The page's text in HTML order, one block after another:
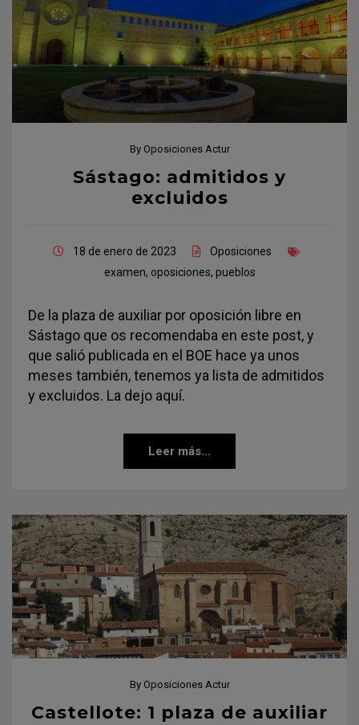
By Oposiciones Actur
Sástago: admitidos y
excluidos
18 de enero de 2023
Oposiciones
examen, oposiciones, pueblos
De la plaza de auxiliar por oposición libre en
Sástago que os recomendaba en este post, y
que salió publicada en el BOE hace ya unos
meses también, tenemos ya lista de admitidos
y excluidos. La dejo aquí.
Leer más...
By Oposiciones Actur
Castellote: 1 plaza de auxiliar